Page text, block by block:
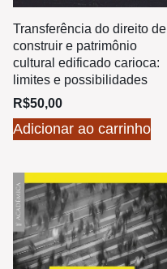
Transferência do direito de
construir e patrimônio
cultural edificado carioca:
limites e possibilidades
R$50,00
Adicionar ao carrinho